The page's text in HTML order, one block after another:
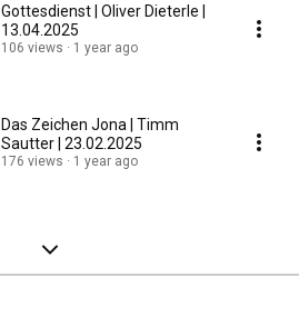
Gottesdienst | Oliver Dieterle |
13.04.2025
106 views 1 year ago
Das Zeichen Jona | Timm
Sautter | 23.02.2025
176 views 1 year ago